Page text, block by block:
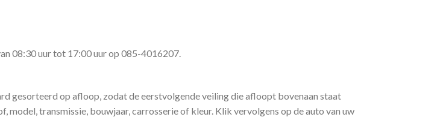
08:30 uur tot 17:00 uur op 085-4016207.
gesorteerd op afloop, zodat de eerstvolgende veiling die afloopt bovenaan staat
model, transmissie, bouwjaar, carrosserie of kleur. Klik vervolgens op de auto van uw